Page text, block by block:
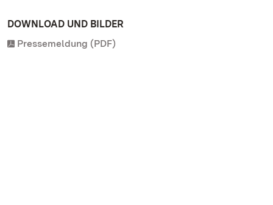
DOWNLOAD UND BILDER
Pressemeldung (PDF)